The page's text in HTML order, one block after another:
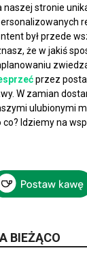
naszej stronie
był przede
że w jakiś
przez
W zamian
ulubionymi
co? Idziemy na
BIEŻĄCO